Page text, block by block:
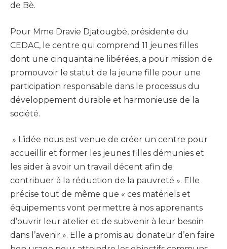
de Bè.
Pour Mme Dravie Djatougbé, présidente du
CEDAC, le centre qui comprend 11 jeunes filles
dont une cinquantaine libérées, a pour mission de
promouvoir le statut de la jeune fille pour une
participation responsable dans le processus du
développement durable et harmonieuse de la
société.
» L’idée nous est venue de créer un centre pour
accueillir et former les jeunes filles démunies et
les aider à avoir un travail décent afin de
contribuer à la réduction de la pauvreté ». Elle
précise tout de même que « ces matériels et
équipements vont permettre à nos apprenants
d’ouvrir leur atelier et de subvenir à leur besoin
dans l’avenir ». Elle a promis au donateur d’en faire